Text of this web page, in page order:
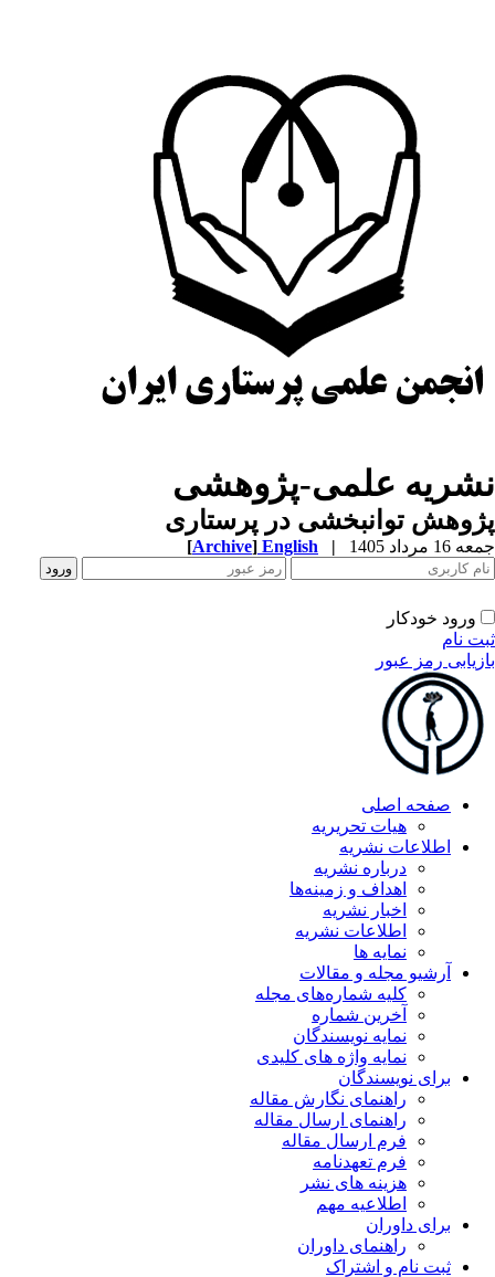
علمی-پژوهشی
توانبخشی در پرستاری
مرداد 1405 |
English
[Archive]
ورود خودکار
نام
رمز عبور
صفحه اصلی
هیات تحریریه
اطلاعات نشریه
درباره نشریه
اهداف و زمینه‌ها
اخبار نشریه
اطلاعات نشریه
نمایه ها
آرشیو مجله و مقالات
کلیه شماره‌های مجله
آخرین شماره
نمایه نویسندگان
نمایه واژه های کلیدی
برای نویسندگان
راهنمای نگارش مقاله
راهنمای ارسال مقاله
فرم ارسال مقاله
فرم تعهدنامه
هزینه های نشر
اطلاعیه مهم
برای داوران
راهنمای داوران
ثبت نام و اشتراک